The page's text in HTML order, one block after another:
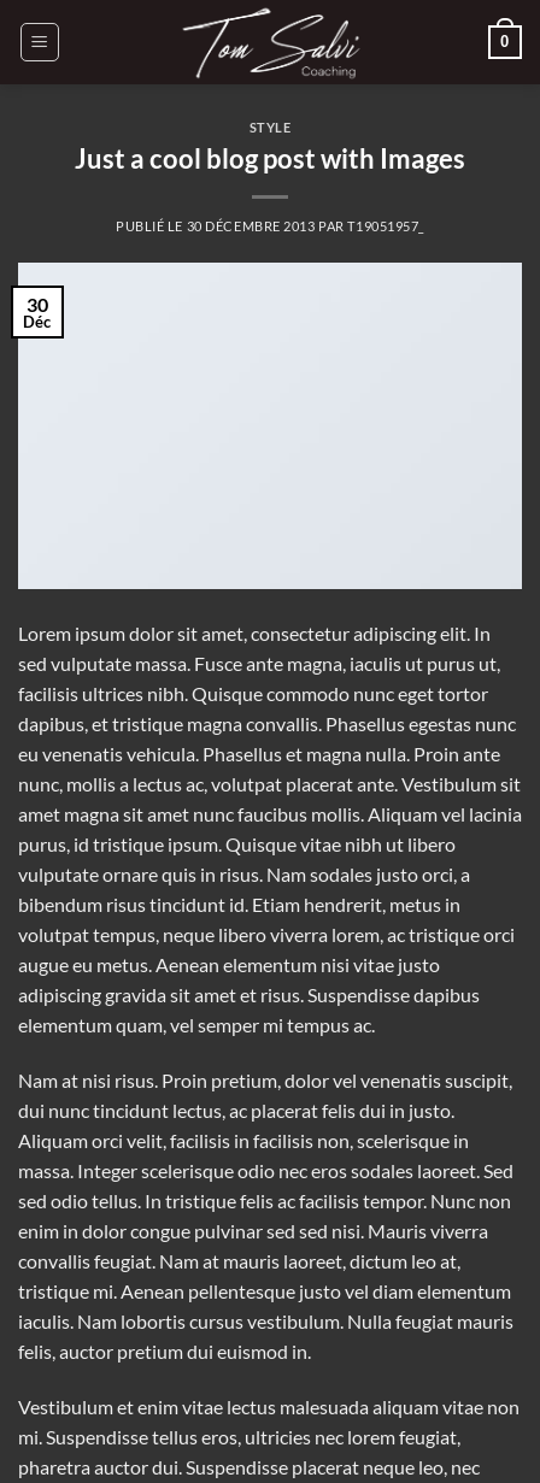
0
STYLE
Just a cool blog post with Images
PUBLIÉ LE 30 DÉCEMBRE 2013 PART19051957_
30
Déc
Lorem ipsum dolor sit amet, consectetur adipiscing elit. In
sed vulputate massa. Fusce ante magna, iaculis ut purus ut,
facilisis ultrices nibh. Quisque commodo nunc eget tortor
dapibus, et tristique magna convallis. Phasellus egestas nunc
eu venenatis vehicula. Phasellus et magna nulla. Proin ante
nunc, mollis a lectus ac, volutpat placerat ante. Vestibulum sit
amet magna sit amet nunc faucibus mollis. Aliquam vel lacinia
purus, id tristique ipsum. Quisque vitae nibh ut libero
vulputate ornare quis in risus. Nam sodales justo orci, a
bibendum risus tincidunt id. Etiam hendrerit, metus in
volutpat tempus, neque libero viverra lorem, ac tristique orci
augue eu metus. Aenean elementum nisi vitae justo
adipiscing gravida sit amet et risus. Suspendisse dapibus
elementum quam, vel semper mi tempus ac.
Nam at nisi risus. Proin pretium, dolor vel venenatis suscipit,
dui nunc tincidunt lectus, ac placerat felis dui in justo.
Aliquam orci velit, facilisis in facilisis non, scelerisque in
massa. Integer scelerisque odio nec eros sodales laoreet. Sed
sed odio tellus. In tristique felis ac facilisis tempor. Nunc non
enim in dolor congue pulvinar sed sed nisi. Mauris viverra
convallis feugiat. Nam at mauris laoreet, dictum leo at,
tristique mi. Aenean pellentesque justo vel diam elementum
iaculis. Nam lobortis cursus vestibulum. Nulla feugiat mauris
felis, auctor pretium dui euismod in.
Vestibulum et enim vitae lectus malesuada aliquam vitae non
mi. Suspendisse tellus eros, ultricies nec lorem feugiat,
pharetra auctor dui. Suspendisse placerat neque leo, nec